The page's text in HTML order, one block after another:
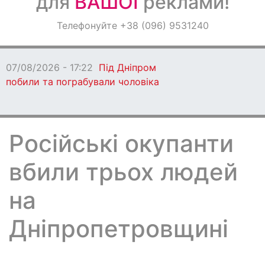
ОголошенняТелефонуйте +38 (096) 9531240
07/08/2026 - 17:22 Під Дніпром
побили та пограбували чоловіка
Російські окупанти
вбили трьох людей
на
Дніпропетровщині